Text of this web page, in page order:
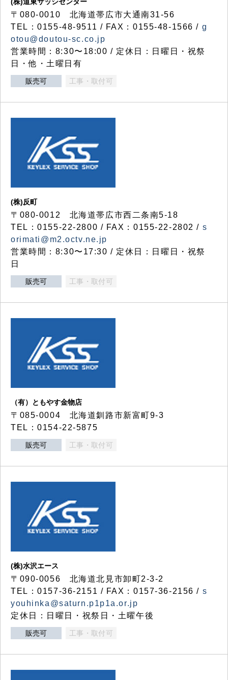
〒080-0010 北海道帯広市大通南31-56
TEL：0155-48-9511 / FAX：0155-48-1566 / g
otou@doutou-sc.co.jp
営業時間：8:30〜18:00 / 定休日：日曜日・祝祭
日・他・土曜日有
販売可 工事・取付可
(株)反町
〒080-0012 北海道帯広市西二条南5-18
TEL：0155-22-2800 / FAX：0155-22-2802 / s
orimati@m2.octv.ne.jp
営業時間：8:30〜17:30 / 定休日：日曜日・祝祭
日
販売可 工事・取付可
（有）ともやす金物店
〒085-0004 北海道釧路市新富町9-3
TEL：0154-22-5875
販売可 工事・取付可
(株)水沢エース
〒090-0056 北海道北見市卸町2-3-2
TEL：0157-36-2151 / FAX：0157-36-2156 / s
youhinka@saturn.p1p1a.or.jp
定休日：日曜日・祝祭日・土曜午後
販売可 工事・取付可